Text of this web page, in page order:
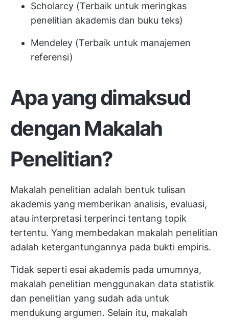
Scholarcy (Terbaik untuk meringkas
penelitian akademis dan buku teks)
Mendeley (Terbaik untuk manajemen
referensi)
Apa yang dimaksud
dengan Makalah
Penelitian?
Makalah penelitian adalah bentuk tulisan
akademis yang memberikan analisis, evaluasi,
atau interpretasi terperinci tentang topik
tertentu. Yang membedakan makalah penelitian
adalah ketergantungannya pada bukti empiris.
Tidak seperti esai akademis pada umumnya,
makalah penelitian menggunakan data statistik
dan penelitian yang sudah ada untuk
mendukung argumen. Selain itu, makalah